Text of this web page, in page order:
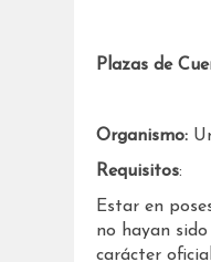
Plazas de
Organismo:
Requisitos:
Estar en
no hayan
carácter